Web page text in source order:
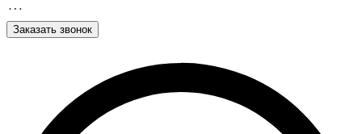
Заказать звонок